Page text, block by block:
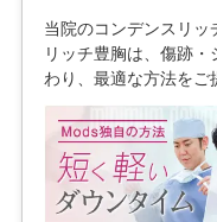
当院のコンデンスリ
リッチ豊胸は、傷跡
わり、最適な方法をご